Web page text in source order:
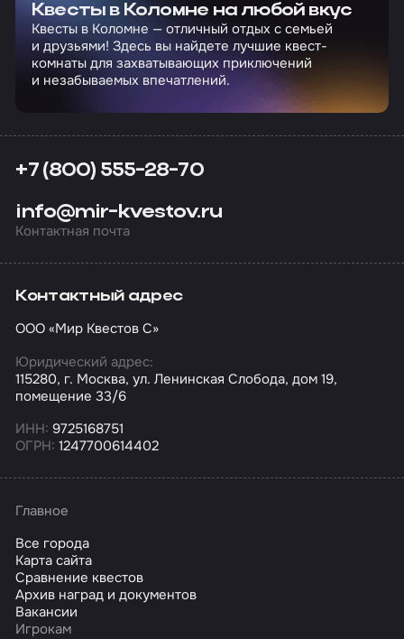
Квесты в Коломне на любой вкус
Квесты в Коломне — отличный отдых с семьей
и друзьями! Здесь вы найдете лучшие квест-
комнаты для захватывающих приключений
и незабываемых впечатлений.
+7 (800) 555-28-70
info@mir-kvestov.ru
Контактная почта
Контактный адрес
ООО «Мир Квестов С»
Юридический адрес:
115280, г. Москва, ул. Ленинская Слобода, дом 19,
помещение 33/6
ИНН: 9725168751
ОГРН: 1247700614402
Главное
Все города
Карта сайта
Сравнение квестов
Архив наград и документов
Вакансии
Игрокам